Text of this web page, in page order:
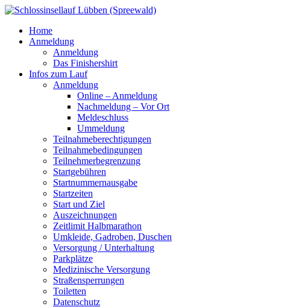
Home
Anmeldung
Anmeldung
Das Finishershirt
Infos zum Lauf
Anmeldung
Online – Anmeldung
Nachmeldung – Vor Ort
Meldeschluss
Ummeldung
Teilnahmeberechtigungen
Teilnahmebedingungen
Teilnehmerbegrenzung
Startgebühren
Startnummernausgabe
Startzeiten
Start und Ziel
Auszeichnungen
Zeitlimit Halbmarathon
Umkleide, Gadroben, Duschen
Versorgung / Unterhaltung
Parkplätze
Medizinische Versorgung
Straßensperrungen
Toiletten
Datenschutz